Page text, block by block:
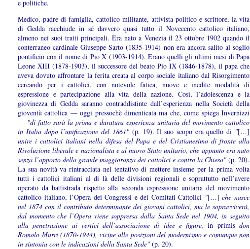
e politiche.
Medico, padre di famiglia, cattolico militante, attivista politico e scrittore, la vita
di Gedda racchiude in sé davvero quasi tutto il Novecento cattolico italiano,
almeno nei suoi tratti principali. Era nato a Venezia il 23 ottobre 1902 quando il
conterraneo cardinale Giuseppe Sarto (1835-1914) non era ancora salito al soglio
pontificio con il nome di Pio X (1903-1914). Erano quelli gli ultimi mesi di Papa
Leone XIII (1878-1903), il successore del beato Pio IX (1846-1878), il papa che
aveva dovuto affrontare la ferita creata al corpo sociale italiano dal Risorgimento
cercando per i cattolici, con notevole fatica, nuove e inedite modalità di
espressione e partecipazione alla vita della nazione. Così, l’adolescenza e la
giovinezza di Gedda saranno contraddistinte dall’esperienza nella Società della
gioventù cattolica — oggi pressochè dimenticata ma che, come spiega Invernizzi
— "di fatto sarà la prima e duratura esperienza unitaria del movimento cattolico
in Italia dopo l’unificazione del 1861"(p. 19). Il suo scopo era quello di "[…]
unire i cattolici italiani nella difesa del Papa e del Cristianesimo di fronte alla
Rivoluzione liberale e nazionalista e al nuovo Stato unitario, che appunto era nato
senza l’apporto della grande maggioranza dei cattolici e contro la Chiesa" (p. 20).
La sua novità va rintracciata nel tentativo di mettere insieme per la prima volta
tutti i cattolici italiani al di là delle divisioni regionali e soprattutto nell’avere
operato da battistrada rispetto alla seconda espressione unitaria del movimento
cattolico italiano, l’Opera dei Congressi e dei Comitati Cattolici "[…]che nasce
nel 1874 con il contributo determinante dei giovani cattolici, ma le sopravviverà,
dal momento che l’Opera viene soppressa dalla Santa Sede nel 1904, in seguito
alla penetrazione ai vertici dell’associazione di idee e figure,in primisdon
Romolo Murri (1870-1944), vicine alle posizioni del modernismo e comunque non
in sintonia con le indicazioni della Santa Sede" (p. 20).